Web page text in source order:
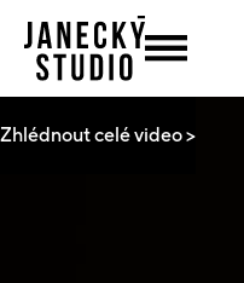
Zhlédnout celé video >